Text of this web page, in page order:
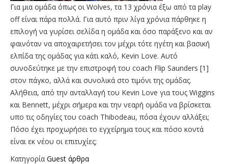
Για μια ομάδα όπως οι Wolves, τα 13 χρόνια έξω από τα play
off είναι πάρα πολλά. Για αυτό πριν λίγα χρόνια πάρθηκε η
επιλογή να γυρίσει σελίδα η ομάδα και όσο παράξενο και αν
φαινόταν να αποχαιρετήσει τον μέχρι τότε ηγέτη και βασική
ελπίδα της ομάδας για κάτι καλό, Kevin Love. Αυτό
συνοδεύτηκε με την επιστροφή του coach Flip Saunders [1]
στον πάγκο, αλλά και συνολικά στο τιμόνι της ομάδας.
Αλήθεια, από την ανταλλαγή του Kevin Love για τους Wiggins
και Bennett, μέχρι σήμερα και την νεαρή ομάδα να βρίσκεται
υπο τις οδηγίες του coach Thibodeau, πόσα έχουν αλλάξει;
Πόσο έχει προχωρήσει το εγχείρημα τους και πόσο κοντά
είναι εκ νέου οι επιτυχίες;
Κατηγορία Guest άρθρα